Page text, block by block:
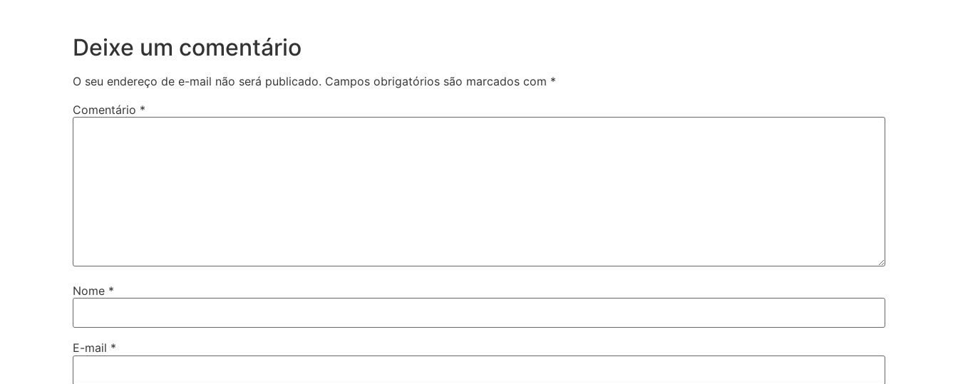
Deixe um comentário
O seu endereço de e-mail não será publicado. Campos obrigatórios são marcados com *
Comentário *
Nome *
E-mail *